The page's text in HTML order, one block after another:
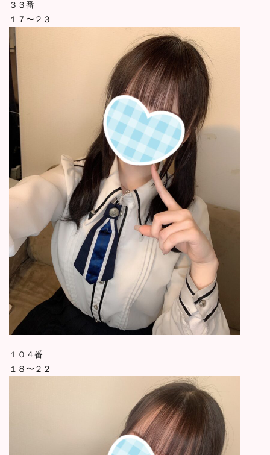
３３番
１７〜２３
１０４番
１８〜２２